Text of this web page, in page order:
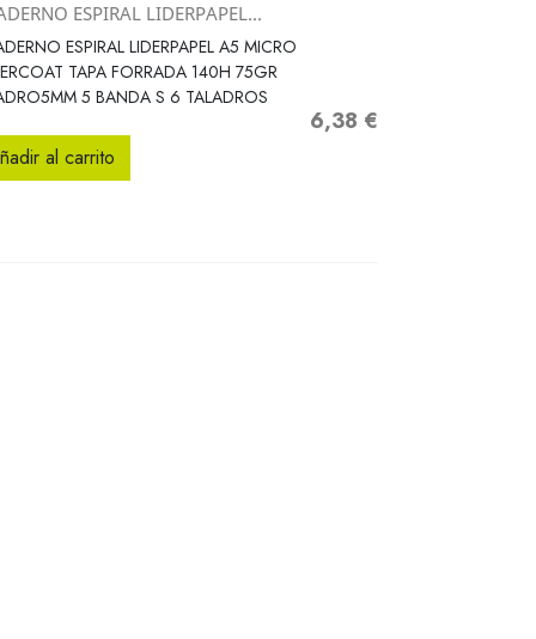
Vista rápida
ESPIRAL LIDERPAPEL...
ESPIRAL LIDERPAPEL A5 MICRO
TAPA FORRADA 140H 75GR
5 BANDA S 6 TALADROS
Precio
6,38 €
al carrito